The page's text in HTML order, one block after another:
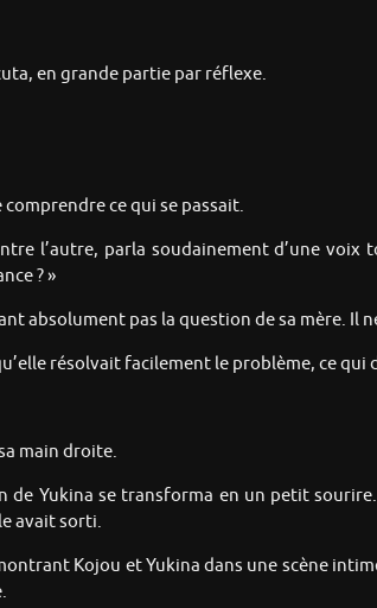
en grande partie par réflexe.
ce qui se passait.
l’autre, parla soudainement d’une
? »
absolument pas la question de sa mère. Il
résolvait facilement le problème, ce
main droite.
de Yukina se transforma en un petit
avait sorti.
Kojou et Yukina dans une scène